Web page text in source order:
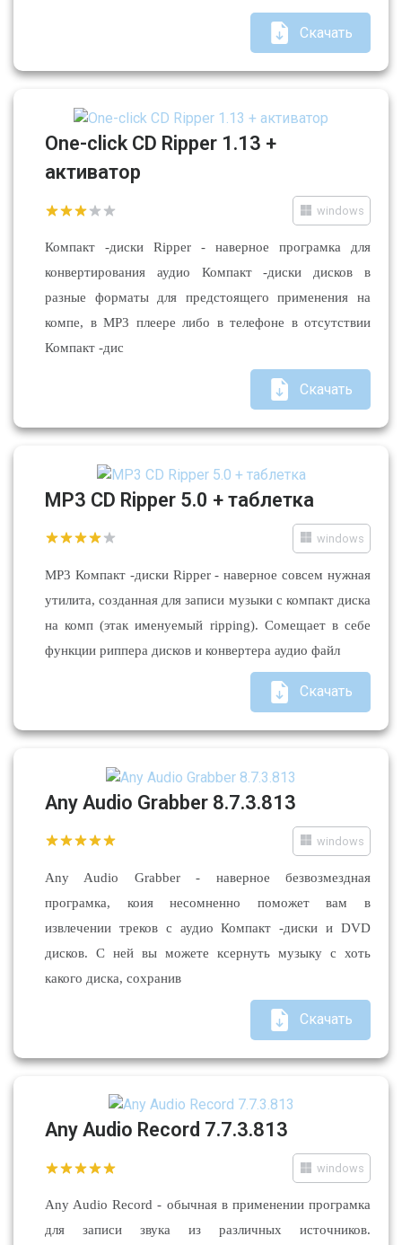
Скачать
One-click CD Ripper 1.13 +
активатор
windows
Компакт -диски Ripper - наверное програмка для
конвертирования аудио Компакт -диски дисков в
разные форматы для предстоящего применения на
компе, в MP3 плеере либо в телефоне в отсутствии
Компакт -дис
Скачать
MP3 CD Ripper 5.0 + таблетка
windows
MP3 Компакт -диски Ripper - наверное совсем нужная
утилита, созданная для записи музыки с компакт диска
на комп (этак именуемый ripping). Сомещает в себе
функции риппера дисков и конвертера аудио файл
Скачать
Any Audio Grabber 8.7.3.813
windows
Any Audio Grabber - наверное безвозмездная
програмка, коия несомненно поможет вам в
извлечении треков с аудио Компакт -диски и DVD
дисков. С ней вы можете ксернуть музыку с хоть
какого диска, сохранив
Скачать
Any Audio Record 7.7.3.813
windows
Any Audio Record - обычная в применении програмка
для записи звука из различных источников.